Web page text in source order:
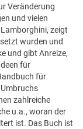
Veränderung
und vielen
zeigt
wurden und
und gibt Anreize,
für
für
zahlreiche
u.a., woran der
ist. Das Buch ist